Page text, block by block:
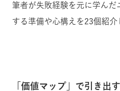
筆者が失敗経験を元に学んだ
する準備や心構えを23個紹介
「価値マップ」で引き出